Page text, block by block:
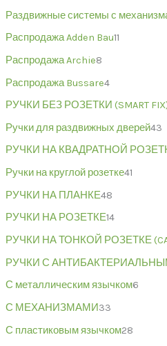
Раздвижные системы с
Распродажа Adden Bau11
Распродажа Archie8
Распродажа Bussare4
РУЧКИ БЕЗ РОЗЕТКИ (SMART
Ручки для раздвижных дверей43
РУЧКИ НА КВАДРАТНОЙ
Ручки на круглой розетке41
РУЧКИ НА ПЛАНКЕ48
РУЧКИ НА РОЗЕТКЕ14
РУЧКИ НА ТОНКОЙ РОЗЕТКЕ
РУЧКИ С
С металлическим язычком6
С МЕХАНИЗМАМИ33
С пластиковым язычком28